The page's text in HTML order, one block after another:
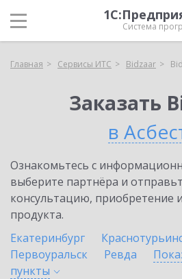
Система
Главная Сервисы ИТС Bidzaar
Заказать
в
Ознакомьтесь с
выберите партнёра и
консультацию, приобретение
продукта.
Екатеринбург
Первоуральск
Ревда
пункты